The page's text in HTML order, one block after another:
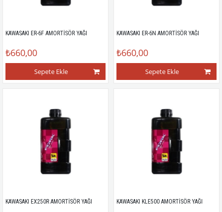
KAWASAKI ER-6F AMORTİSÖR YAĞI
₺660,00
Sepete Ekle
KAWASAKI ER-6N AMORTİSÖR YAĞI
₺660,00
Sepete Ekle
KAWASAKI EX250R AMORTİSÖR YAĞI KAWASAKI KLE500 AMORTİSÖR YAĞI